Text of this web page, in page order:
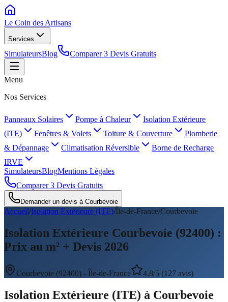
Le Coin des Artisans
Services
SimulateursBlog Comparer 3 Devis Gratuits
Menu
Nos Services
Panneaux Solaires Pompe à Chaleur
Isolation Extérieure
(ITE)
Fenêtres & Volets Toiture & Couverture
Plomberie
& Dépannage
Climatisation Réversible
Borne de Recharge
IRVE
SimulateursBlogMentions Légales
Comparer 3 Devis Gratuits
Demander un devis à Courbevoie
Accueil/Isolation Extérieure (ITE)/Île-de-France/Courbevoie
Isolation Extérieure Courbevoie (92400) :
Prix au m² + Devis 2026
Courbevoie (92400) - Île-de-France 4.8/5 (127 avis)
Isolation Extérieure (ITE) à Courbevoie